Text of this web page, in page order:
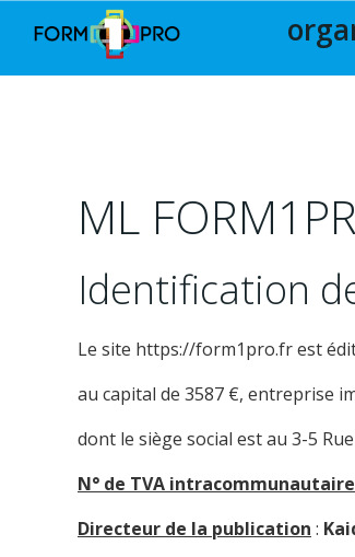
ML
Identification
Le site https://form1pro.fr est
au capital de 3587 €, entreprise
dont le siège social est au 3-5
N° de TVA intracommunautaire
Directeur de la publication :